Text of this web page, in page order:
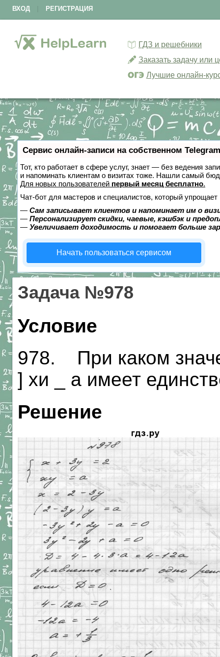
ВХОД РЕГИСТРАЦИЯ
ГДЗ и решебники
Заказать задачу или
Лучшие онлайн-
Сервис онлайн-записи на собственном
Тот, кто работает в сфере услуг, знает — без ведения
и напоминать клиентам о визитах тоже. Нашли самый
Для новых пользователей первый месяц бесплатно.
Чат-бот для мастеров и специалистов, который упрощает
— Сам записывает клиентов и напоминает им о
— Персонализирует скидки, чаевые, кэшбэк и
— Увеличивает доходимость и помогает больше
Начать пользоваться сервисом
Задача №978
Условие
978. При каком
] хи _ а имеет
Решение